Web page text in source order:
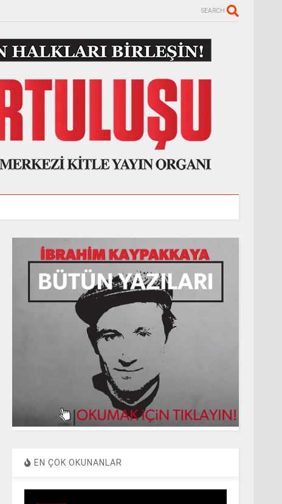
SEARCH
EN ÇOK OKUNANLAR